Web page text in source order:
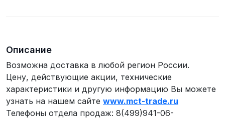
Описание
Возможна доставка в любой регион России.
Цену, действующие акции, технические
характеристики и другую информацию Вы можете
узнать на нашем сайте www.mct-trade.ru
Телефоны отдела продаж: 8(499)941-06-